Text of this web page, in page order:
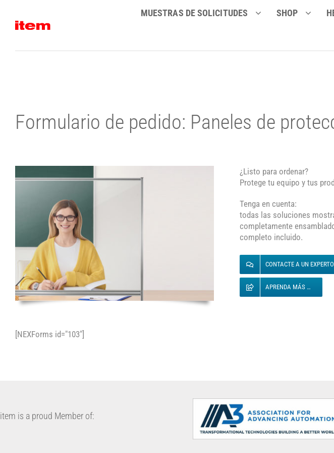
content
MUESTRAS DE SOLICITUDES SHOP
Formulario de pedido: Paneles de
¿Listo para ordenar?
Protege tu equipo y tus
Tenga en cuenta:
todas las soluciones
completamente
completo incluido.
CONTACTE A UN
APRENDA MÁS …
[NEXForms id="103"]
item is a proud Member of: